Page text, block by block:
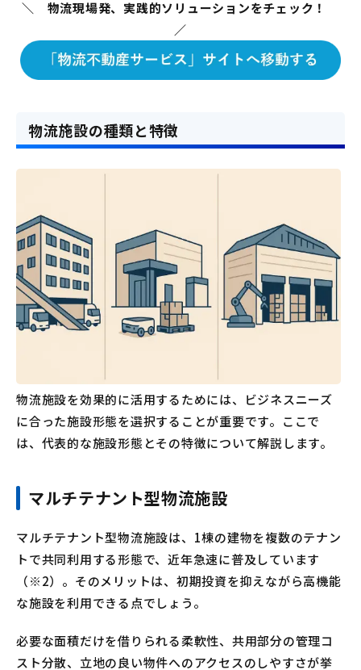
＼ 物流現場発、実践的ソリューションをチェック！
／
物流施設の種類と特徴
物流施設を効果的に活用するためには、ビジネスニーズ
に合った施設形態を選択することが重要です。ここで
は、代表的な施設形態とその特徴について解説します。
マルチテナント型物流施設
マルチテナント型物流施設は、1棟の建物を複数のテナン
トで共同利用する形態で、近年急速に普及しています
（※2）。そのメリットは、初期投資を抑えながら高機能
な施設を利用できる点でしょう。
必要な面積だけを借りられる柔軟性、共用部分の管理コ
スト分散、立地の良い物件へのアクセスのしやすさが挙